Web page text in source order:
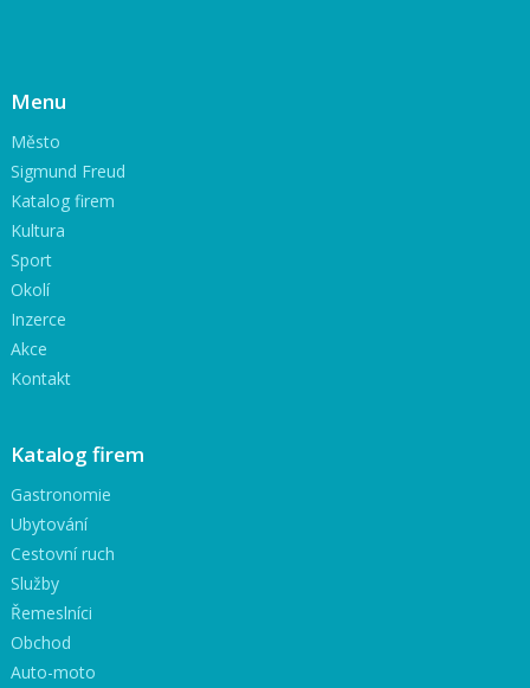
Menu
Město
Sigmund Freud
Katalog firem
Kultura
Sport
Okolí
Inzerce
Akce
Kontakt
Katalog firem
Gastronomie
Ubytování
Cestovní ruch
Služby
Řemeslníci
Obchod
Auto-moto